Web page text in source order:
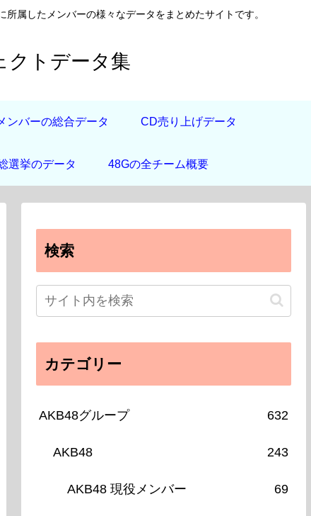
属したメンバーの様々なデータをまとめたサイトです。
クトデータ集
ンバーの総合データ CD売り上げデータ
選挙のデータ 48Gの全チーム概要
検索
カテゴリー
AKB48グループ 632
AKB48 243
AKB48 現役メンバー 69